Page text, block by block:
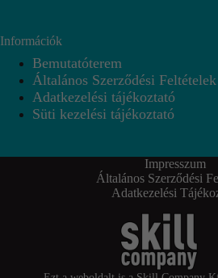
Információk
Bemutatóterem
Általános Szerződési Feltételek
Adatkezelési tájékoztató
Süti kezelési tájékoztató
Impresszum
Általános Szerződési
Adatkezelési